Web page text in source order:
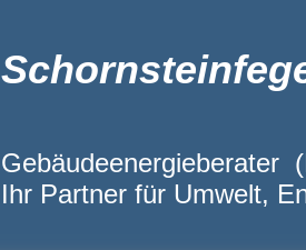
Gebäudeenergieberater
Ihr Partner für Umwelt,